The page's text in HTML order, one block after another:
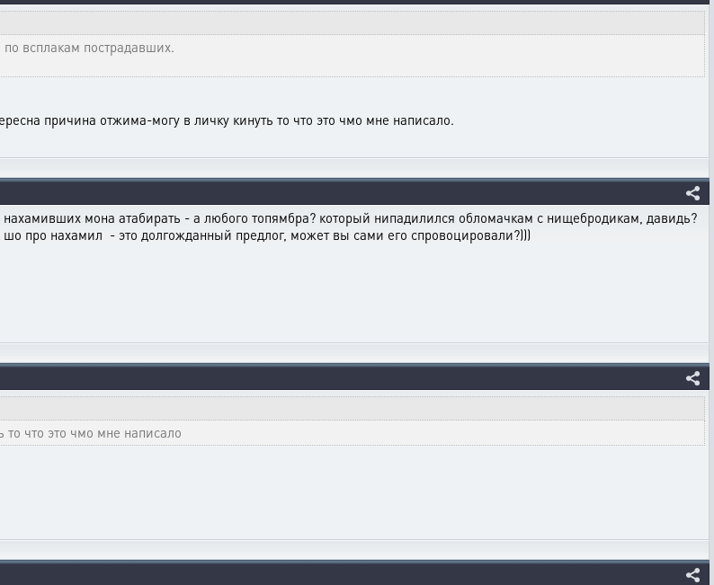
всплакам пострадавших.
причина отжима-могу в личку кинуть то что это чмо мне написало.
мона атабирать - а любого топямбра? который нипадилился обломачкам с нищебродикам, давидь?
про нахамил - это долгожданный предлог, может вы сами его спровоцировали?)))
что это чмо мне написало